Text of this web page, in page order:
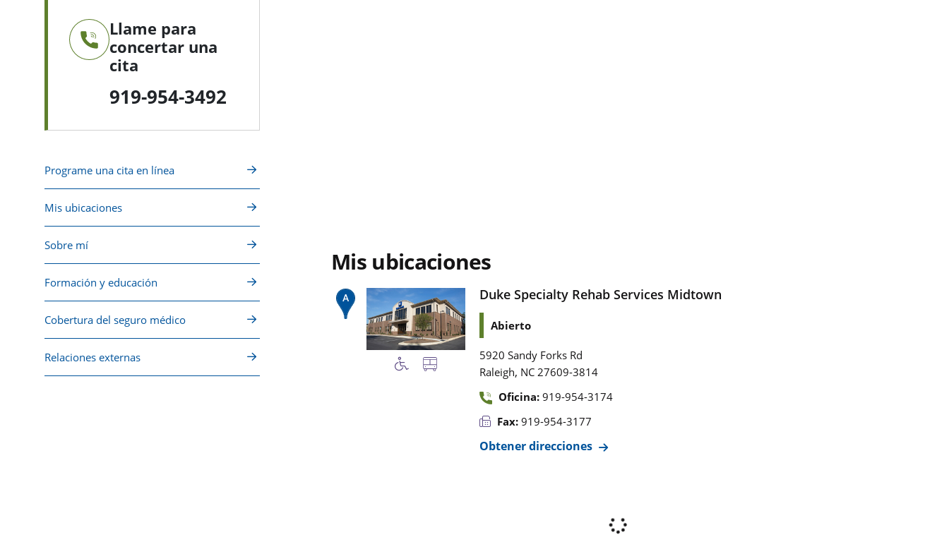
Llame para
concertar una
cita
919-954-3492
Programe una cita en línea
Mis ubicaciones
Sobre mí
Formación y educación
Cobertura del seguro médico
Relaciones externas
Mis ubicaciones
Duke Specialty Rehab Services Midtown
Abierto
5920 Sandy Forks Rd
Raleigh, NC 27609-3814
Oficina: 919-954-3174
Fax: 919-954-3177
Obtener direcciones